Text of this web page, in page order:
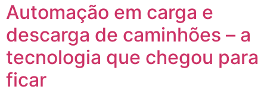
Automação em carga e
descarga de caminhões – a
tecnologia que chegou para
ficar